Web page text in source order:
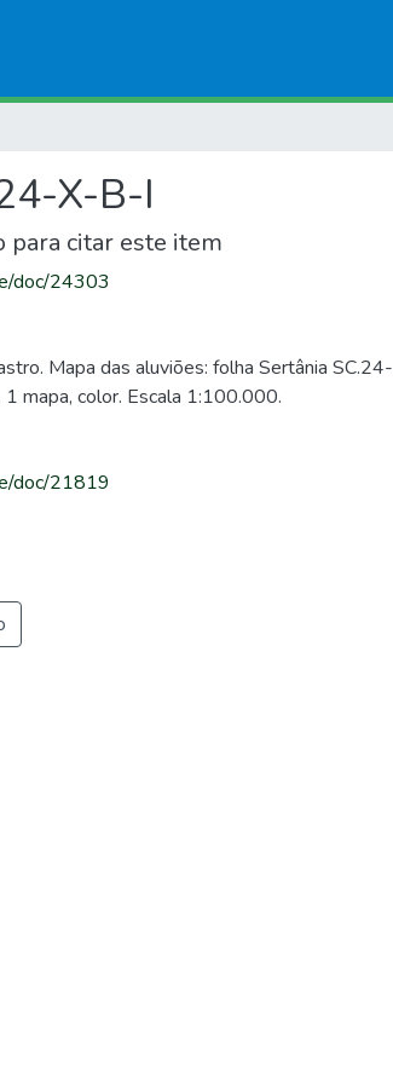
X-B-I
para citar este item
doc/24303
Mapa das aluviões: folha Sertânia SC.24-
mapa, color. Escala 1:100.000.
doc/21819